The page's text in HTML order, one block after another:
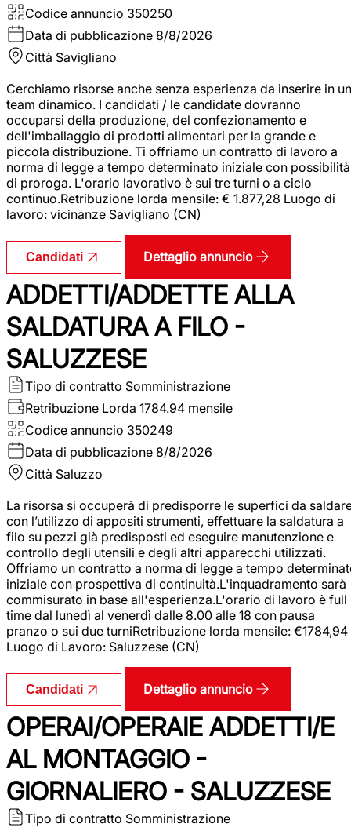
Codice annuncio 350250
Data di pubblicazione 8/8/2026
Città Savigliano
Cerchiamo risorse anche senza esperienza da inserire in un
team dinamico. I candidati / le candidate dovranno
occuparsi della produzione, del confezionamento e
dell'imballaggio di prodotti alimentari per la grande e
piccola distribuzione. Ti offriamo un contratto di lavoro a
norma di legge a tempo determinato iniziale con possibilità
di proroga. L'orario lavorativo è sui tre turni o a ciclo
continuo.Retribuzione lorda mensile: € 1.877,28 Luogo di
lavoro: vicinanze Savigliano (CN)
Candidati Dettaglio annuncio
ADDETTI/ADDETTE ALLA
SALDATURA A FILO -
SALUZZESE
Tipo di contratto Somministrazione
Retribuzione Lorda 1784.94 mensile
Codice annuncio 350249
Data di pubblicazione 8/8/2026
Città Saluzzo
La risorsa si occuperà di predisporre le superfici da
con l’utilizzo di appositi strumenti, effettuare la saldatura a
filo su pezzi già predisposti ed eseguire manutenzione e
controllo degli utensili e degli altri apparecchi utilizzati.
Offriamo un contratto a norma di legge a tempo
iniziale con prospettiva di continuità.L'inquadramento sarà
commisurato in base all'esperienza.L'orario di lavoro è full
time dal lunedì al venerdì dalle 8.00 alle 18 con pausa
pranzo o sui due turniRetribuzione lorda mensile: €1784,94
Luogo di Lavoro: Saluzzese (CN)
Candidati Dettaglio annuncio
OPERAI/OPERAIE ADDETTI/E
AL MONTAGGIO -
GIORNALIERO - SALUZZESE
Tipo di contratto Somministrazione